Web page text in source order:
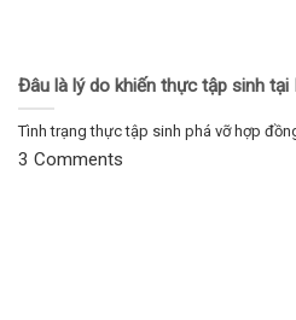
Đâu là lý do khiến thực tập sinh
Tình trạng thực tập sinh phá vỡ hợp
3 Comments